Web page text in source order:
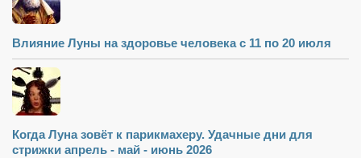
Влияние Луны на здоровье человека с 11 по 20 июля
Когда Луна зовёт к парикмахеру. Удачные дни для
стрижки апрель - май - июнь 2026